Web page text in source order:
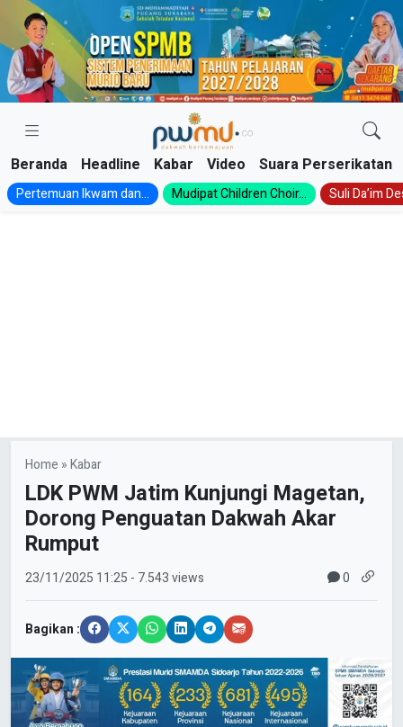
Skip
content
Beranda Headline Kabar Video Suara Perserikatan
Pertemuan Ikwam dan... Mudipat Children Choir... Suli Da’im
Home »Kabar
LDK PWM Jatim Kunjungi Magetan,
Dorong Penguatan Dakwah Akar
Rumput
23/11/2025 11:25 - 7.543 views 0
Bagikan :